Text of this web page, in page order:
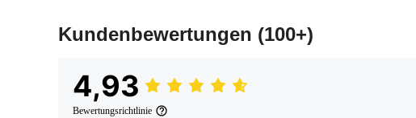
Kundenbewertungen (100+)
4,93
Bewertungsrichtlinie